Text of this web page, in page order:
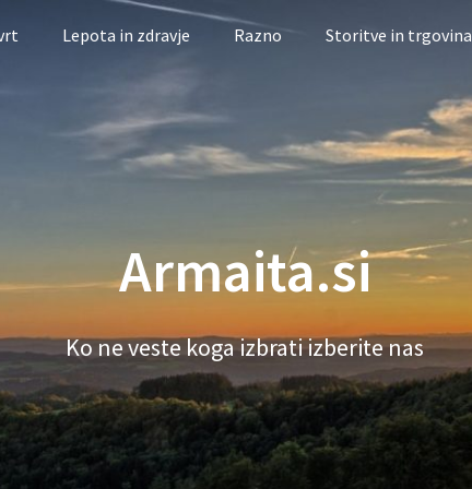
Lepota in zdravje Razno Storitve in trgovina
Armaita.si
Ko ne veste koga izbrati izberite nas